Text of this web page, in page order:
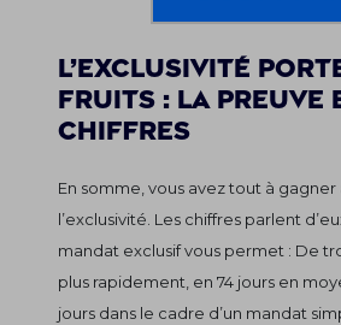
L’exclusivité
fruits : la preuve
chiffres
En somme, vous avez tout à
l’exclusivité. Les chiffres parlent
mandat exclusif vous permet : De
plus rapidement, en 74 jours en
jours dans le cadre d’un mandat